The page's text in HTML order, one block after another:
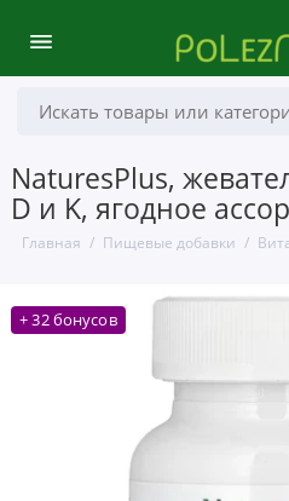
NaturesPlus,
D и K, ягодное
Главная Пищевые добавки
+ 32 бонусов